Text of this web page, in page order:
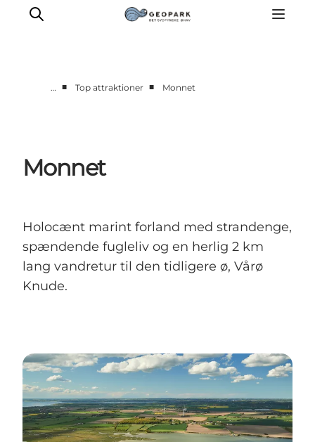
Geologi
Lyd
Om
… ■ Top attraktioner ■ Monnet
Monnet
Holocænt marint forland med strandenge,
spændende fugleliv og en herlig 2 km
lang vandretur til den tidligere ø, Vårø
Knude.